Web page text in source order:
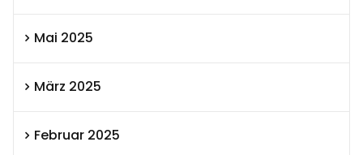
Mai 2025
März 2025
Februar 2025